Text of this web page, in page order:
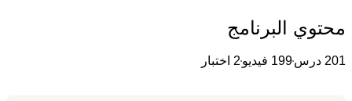
محتوي البرنامج
201 درس 199 فيديو 2 اختبار